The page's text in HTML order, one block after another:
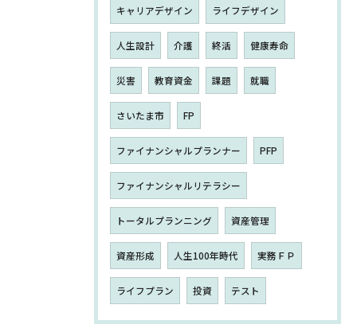
キャリアデザイン ライフデザイン
人生設計 介護 終活 健康寿命
災害 教育資金 課題 就職
さいたま市 FP
ファイナンシャルプランナー PFP
ファイナンシャルリテラシー
トータルプランニング 資産管理
資産形成 人生100年時代 実務ＦＰ
ライフプラン 投資 テスト